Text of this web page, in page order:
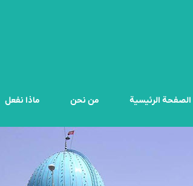
الصفحة الرئيسية من نحن ماذا نفعل